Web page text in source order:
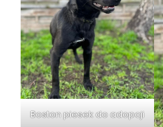
Boston piesek do adopcji